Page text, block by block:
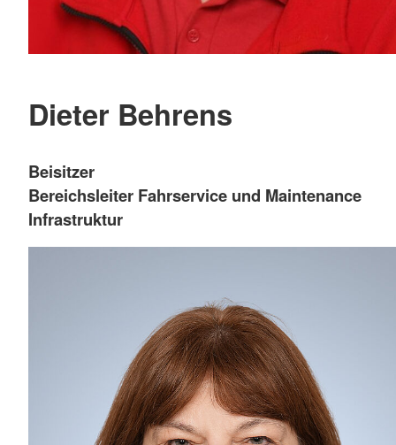
Dieter Behrens
Beisitzer
Bereichsleiter Fahrservice und Maintenance
Infrastruktur